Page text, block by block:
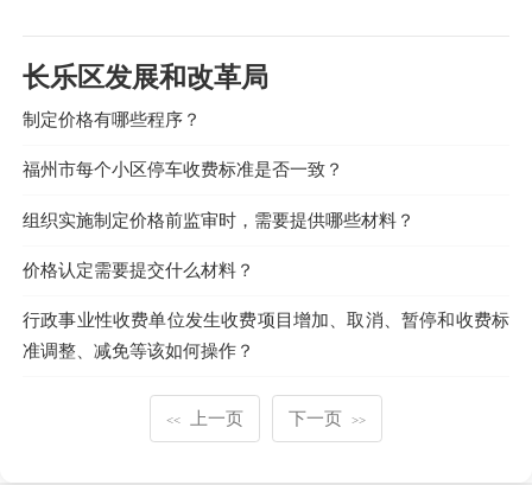
长乐区发展和改革局
制定价格有哪些程序？
福州市每个小区停车收费标准是否一致？
组织实施制定价格前监审时，需要提供哪些材料？
价格认定需要提交什么材料？
行政事业性收费单位发生收费项目增加、取消、暂停和收费标
准调整、减免等该如何操作？
<< 上一页 下一页 >>